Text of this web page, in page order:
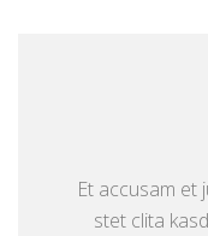
Et accusam
stet clita